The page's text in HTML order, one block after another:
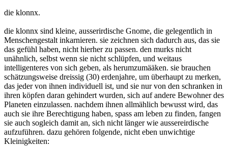
die klonnx.
die klonnx sind kleine, ausserirdische Gnome, die gelegentlich in
Menschengestalt inkarnieren. sie zeichnen sich dadurch aus, das sie
das gefühl haben, nicht hierher zu passen. den murks nicht
unähnlich, selbst wenn sie nicht schlüpfen, und weitaus
intelligenteres von sich geben, als herumzumääken. sie brauchen
schätzungsweise dreissig (30) erdenjahre, um überhaupt zu merken,
das jeder von ihnen individuell ist, und sie nur von den schranken in
ihren köpfen daran gehindert wurden, sich auf andere Bewohner des
Planeten einzulassen. nachdem ihnen allmählich bewusst wird, das
auch sie ihre Berechtigung haben, spass am leben zu finden, fangen
sie auch sogleich damit an, sich nicht länger wie aussereirdische
aufzuführen. dazu gehören folgende, nicht eben unwichtige
Kleinigkeiten: